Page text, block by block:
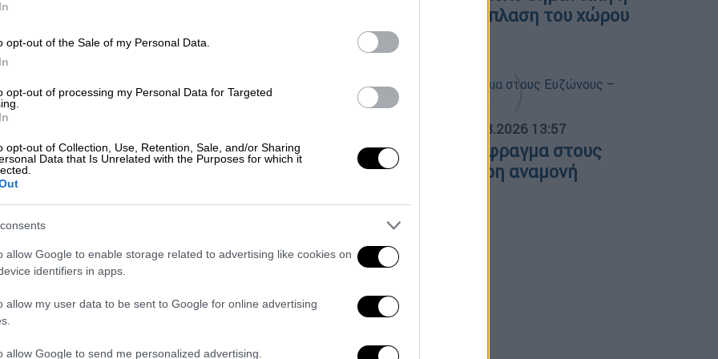
opt-out of the Sale of my Personal Data.
opt-out of processing my Personal Data for Targeted
opt-out of Collection, Use, Retention, Sale, and/or Sharing
Data that Is Unrelated with the Purposes for which it
allow Google to enable storage related to advertising like cookies on
identifiers in apps.
allow my user data to be sent to Google for online advertising
allow Google to send me personalized advertising.
myProperty: Αλλαγές στα
Πώς θα γίνεται ψηφιακά η διαδικασία
Οικονομία 17.11.2025 19:38
Τι αλλάζει στις συναλλαγές με
ανακοινώσεις της ΑΑΔΕ
πρόοδος στην ανάπλαση του χώρου
της ΔΕΘ»
05.08.2026 13:57
Κυκλοφοριακό έμφραγμα στους
Ευζώνους – Τρίωρη αναμονή